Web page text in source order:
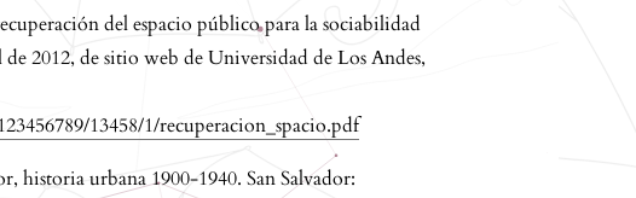
del espacio público para la sociabilidad
2012, de sitio web de Universidad de Los Andes,
13458/1/recuperacion_spacio.pdf
historia urbana 1900-1940. San Salvador: